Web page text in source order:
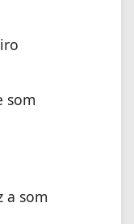
som
a som